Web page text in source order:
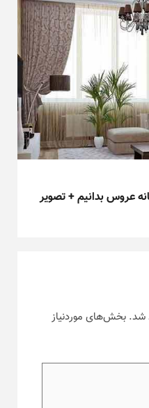
عروس بدانیم + تصویر
شد. بخش‌های موردنیاز